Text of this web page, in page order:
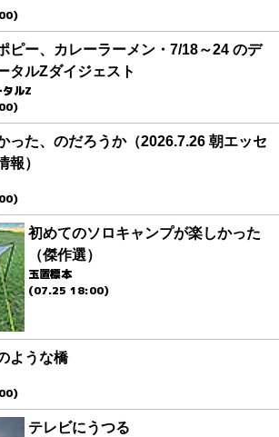
ピー、カレーラーメン・7/18～24 のデ
タルZダイジェスト
ルZ
った、のだろうか（2026.7.26 朝エッセ
報）
初めてのソロキャンプが楽しかった
（傑作選）
玉置標本
(07.25 18:00)
ような橋
テレビにうつる